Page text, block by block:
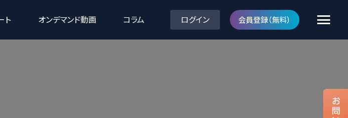
ト オンデマンド動画 コラム ログイン 会員登録（無料）